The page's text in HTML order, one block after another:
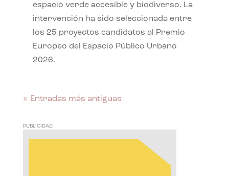
espacio verde accesible y biodiverso. La
intervención ha sido seleccionada entre
los 25 proyectos candidatos al Premio
Europeo del Espacio Público Urbano
2026.
« Entradas más antiguas
PUBLICIDAD